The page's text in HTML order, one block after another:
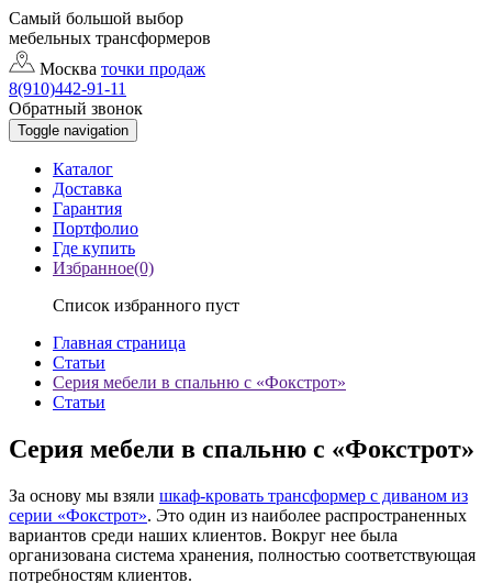
Самый большой выбор
мебельных трансформеров
Москва точки продаж
8(910)442-91-11
Обратный звонок
Toggle navigation
Каталог
Доставка
Гарантия
Портфолио
Где купить
Избранное(0)
Список избранного пуст
Главная страница
Статьи
Серия мебели в спальню с «Фокстрот»
Статьи
Серия мебели в спальню с «Фокстрот»
За основу мы взяли шкаф-кровать трансформер с диваном из
серии «Фокстрот». Это один из наиболее распространенных
вариантов среди наших клиентов. Вокруг нее была
организована система хранения, полностью соответствующая
потребностям клиентов.